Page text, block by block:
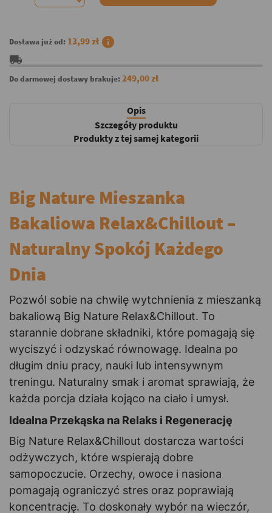
Dostawa już od: 13,99 zł info
local_shipping
Do darmowej dostawy brakuje:249,00 zł
Opis
Szczegóły produktu
Produkty z tej samej kategorii
Big Nature Mieszanka
Bakaliowa Relax&Chillout –
Naturalny Spokój Każdego
Dnia
Pozwól sobie na chwilę wytchnienia z mieszanką
bakaliową Big Nature Relax&Chillout. To
starannie dobrane składniki, które pomagają się
wyciszyć i odzyskać równowagę. Idealna po
długim dniu pracy, nauki lub intensywnym
treningu. Naturalny smak i aromat sprawiają, że
każda porcja działa kojąco na ciało i umysł.
Idealna Przekąska na Relaks i Regenerację
Big Nature Relax&Chillout dostarcza wartości
odżywczych, które wspierają dobre
samopoczucie. Orzechy, owoce i nasiona
pomagają ograniczyć stres oraz poprawiają
koncentrację. To doskonały wybór na wieczór,